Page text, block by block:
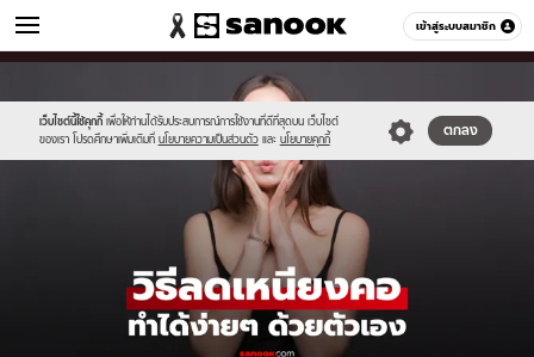
เข้าสู่ระบบสมาชิก
ผู้หญิง หมวดอื่นๆ
เว็บไซต์นี้ใช้คุกกี้ เพื่อให้ท่านได้รับประสบการณ์การใช้งานที่ดีที่สุดบน เว็บไซต์
ของเรา โปรดศึกษาเพิ่มเติมที่ นโยบายความเป็นส่วนตัว และ นโยบายคุกกี้
ตกลง
//s.isanook.com/sr/0/images/logo-
new-
sanook.png
//s.isanook.com/wo/0/ud/24/121537/new-
thumbnail(2).jpg